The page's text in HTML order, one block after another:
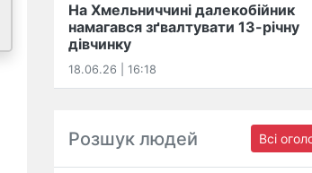
На Хмельниччині далекобійник
намагався зґвалтувати 13-річну
дівчинку
18.06.26 | 16:18
Розшук людей Всі